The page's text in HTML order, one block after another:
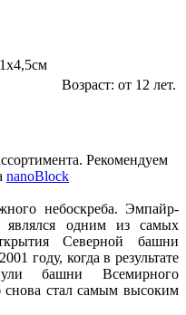
Возраст: от 12 лет.
Рекомендуем
nanoBlock
небоскреба. Эмпайр-
одним из самых
Северной башни
году, когда в результате
башни Всемирного
снова стал самым высоким